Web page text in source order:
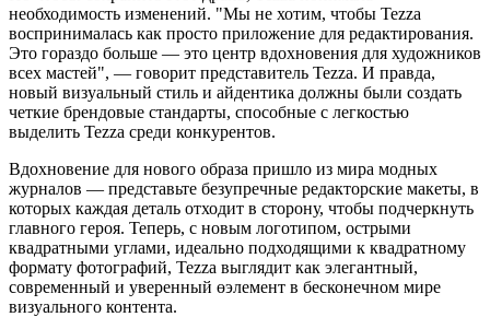
необходимость изменений. "Мы не хотим, чтобы Tezza
воспринималась как просто приложение для редактирования.
Это гораздо больше — это центр вдохновения для художников
всех мастей", — говорит представитель Tezza. И правда,
новый визуальный стиль и айдентика должны были создать
четкие брендовые стандарты, способные с легкостью
выделить Tezza среди конкурентов.
Вдохновение для нового образа пришло из мира модных
журналов — представьте безупречные редакторские макеты, в
которых каждая деталь отходит в сторону, чтобы подчеркнуть
главного героя. Теперь, с новым логотипом, острыми
квадратными углами, идеально подходящими к квадратному
формату фотографий, Tezza выглядит как элегантный,
современный и уверенный өэлемент в бесконечном мире
визуального контента.